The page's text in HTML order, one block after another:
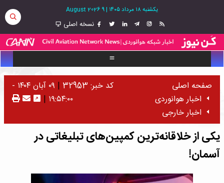
یکشنبه ۱۸ مرداد ۱۴۰۵ |
9 August 2026
نسخه اصلی
صفحه اصلی
اخبار هوانوردی
اخبار خارجی
کد خبر: 32953 |
۰۹ آبان ۱۴۰۴ -
۱۹:۵۴:۰۰ |
یکی از خلاقانه‌ترین کمپین‌های تبلیغاتی در
آسمان!